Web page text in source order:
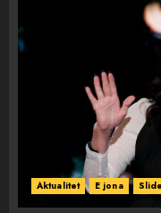
Aktualitet E jona